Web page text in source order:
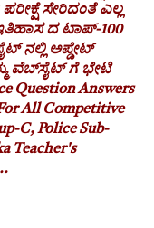
ಸೇರಿದಂತೆ ಎಲ್ಲ
ದ ಟಾಪ್-100
ನಲ್ಲಿ ಅಪ್ಡೇಟ್
ವೆಬ್‌ಸೈಟ್ ಗೆ ಭೇಟಿ
Question Answers
All Competitive
C, Police Sub-
Teacher's